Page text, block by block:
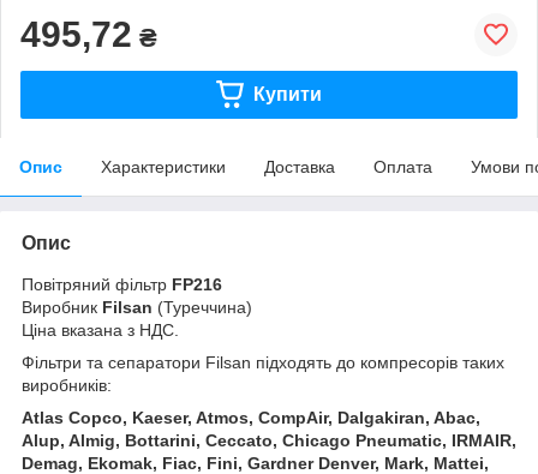
495,72 ₴
Купити
Опис Характеристики Доставка Оплата Умови
Опис
Повітряний фільтр FP216
Виробник Filsan (Туреччина)
Ціна вказана з НДС.
Фільтри та сепаратори Filsan підходять до компресорів таких
виробників:
Atlas Copco, Kaeser, Atmos, CompAir, Dalgakiran, Abac,
Alup, Almig, Bottarini, Ceccato, Chicago Pneumatic, IRMAIR,
Demag, Ekomak, Fiac, Fini, Gardner Denver, Mark, Mattei,